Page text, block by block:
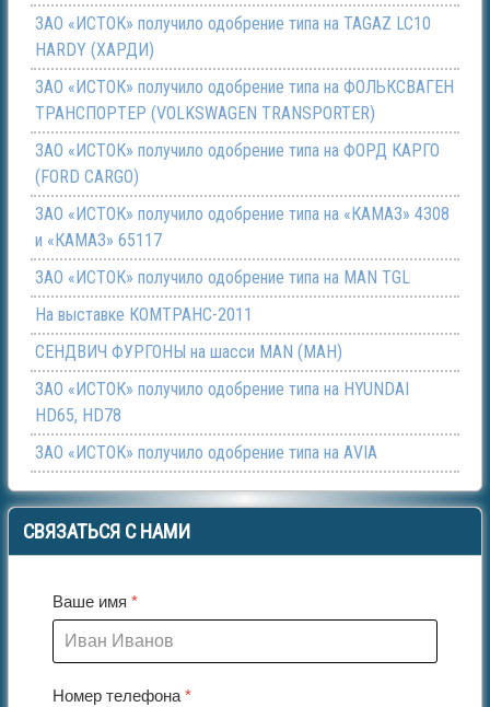
ЗАО «ИСТОК» получило одобрение типа на TAGAZ LC10
HARDY (ХАРДИ)
ЗАО «ИСТОК» получило одобрение типа на ФОЛЬКСВАГЕН
ТРАНСПОРТЕР (VOLKSWAGEN TRANSPORTER)
ЗАО «ИСТОК» получило одобрение типа на ФОРД КАРГО
(FORD CARGO)
ЗАО «ИСТОК» получило одобрение типа на «КАМАЗ» 4308
и «КАМАЗ» 65117
ЗАО «ИСТОК» получило одобрение типа на МАN TGL
На выставке КОМТРАНС-2011
СЕНДВИЧ ФУРГОНЫ на шасси МАN (МАН)
ЗАО «ИСТОК» получило одобрение типа на HYUNDAI
HD65, HD78
ЗАО «ИСТОК» получило одобрение типа на АVIA
СВЯЗАТЬСЯ С НАМИ
Ваше имя *
Номер телефона *